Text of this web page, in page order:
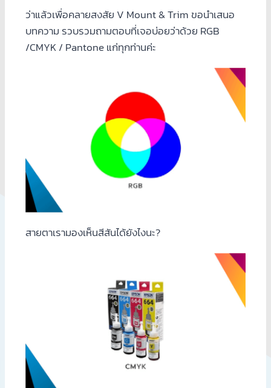
ว่าแล้วเพื่อคลายสงสัย V Mount & Trim ขอนำเสนอ
บทความ รวบรวมถามตอบที่เจอบ่อยว่าด้วย RGB
/CMYK / Pantone แก่ทุกท่านค่ะ
สายตาเรามองเห็นสีสันได้ยังไงนะ?